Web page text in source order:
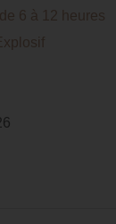
de 6 à 12 heures